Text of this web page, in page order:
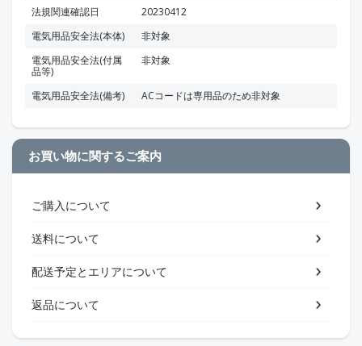
法規関連確認日
20230412
電気用品安全法(本体)
非対象
電気用品安全法(付属
品等)
非対象
電気用品安全法(備考) ACコードは専用品のため非対象
お買い物に関するご案内
ご購入について
送料について
配送予定とエリアについて
返品について